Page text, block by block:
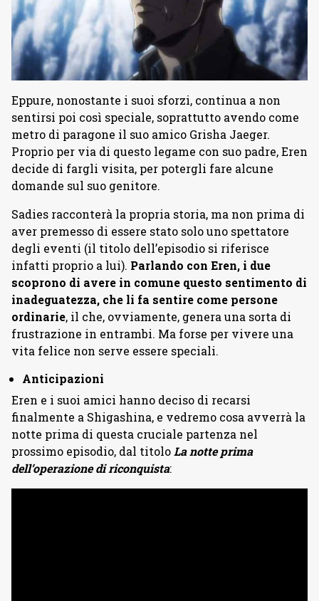
Eppure, nonostante i suoi sforzi, continua a non
sentirsi poi così speciale, soprattutto avendo come
metro di paragone il suo amico Grisha Jaeger.
Proprio per via di questo legame con suo padre, Eren
decide di fargli visita, per potergli fare alcune
domande sul suo genitore.
Sadies racconterà la propria storia, ma non prima di
aver premesso di essere stato solo uno spettatore
degli eventi (il titolo dell’episodio si riferisce
infatti proprio a lui). Parlando con Eren, i due
scoprono di avere in comune questo sentimento di
inadeguatezza, che li fa sentire come persone
ordinarie, il che, ovviamente, genera una sorta di
frustrazione in entrambi. Ma forse per vivere una
vita felice non serve essere speciali.
Anticipazioni
Eren e i suoi amici hanno deciso di recarsi
finalmente a Shigashina, e vedremo cosa avverrà la
notte prima di questa cruciale partenza nel
prossimo episodio, dal titoloLa notte prima
dell’operazione di riconquista: